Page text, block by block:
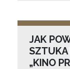
JAK
SZTUKA
„KINO